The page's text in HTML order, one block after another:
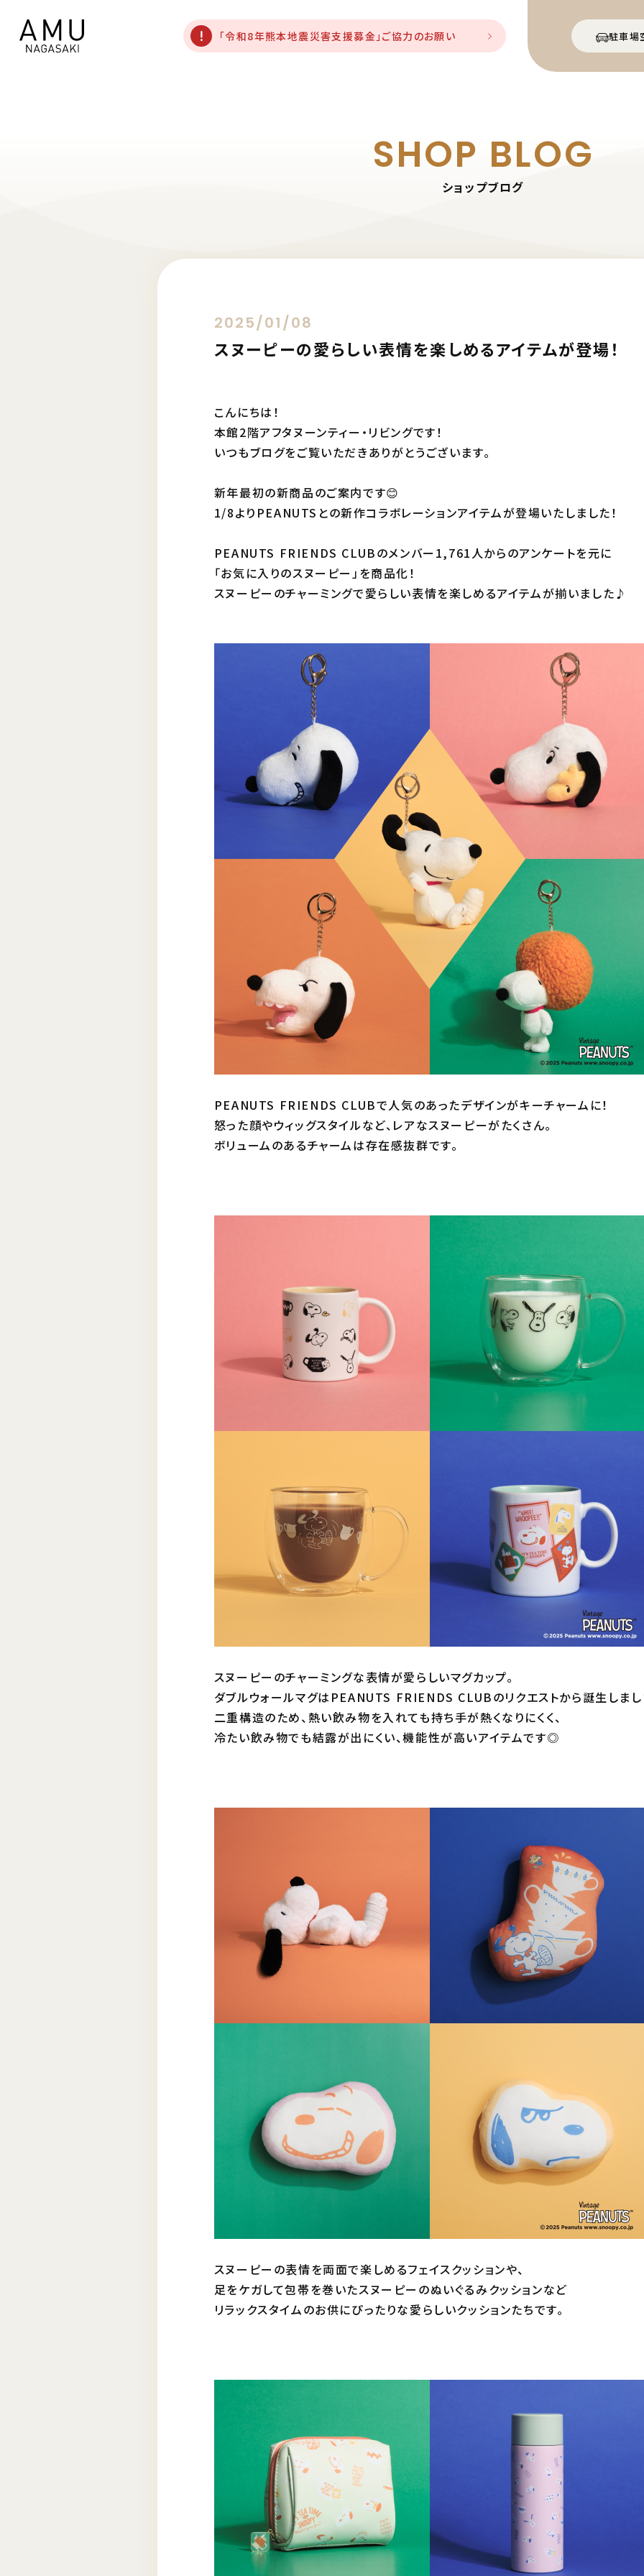
駐車場
「令和8年熊本地震災害支援募金」ご協力のお願い
SHOP BLOG
ショップブログ
2025/01/08
スヌーピーの愛らしい表情を楽しめるアイテムが登場！
こんにちは！
本館2階アフタヌーンティー・リビングです！
いつもブログをご覧いただきありがとうございます。
新年最初の新商品のご案内です😊
1/8よりPEANUTSとの新作コラボレーションアイテムが登場いたしました！
PEANUTS FRIENDS CLUBのメンバー1,761人からのアンケートを元に
「お気に入りのスヌーピー」を商品化！
スヌーピーのチャーミングで愛らしい表情を楽しめるアイテムが揃いました♪
PEANUTS FRIENDS CLUBで人気のあったデザインがキーチャームに！
怒った顔やウィッグスタイルなど、レアなスヌーピーがたくさん。
ボリュームのあるチャームは存在感抜群です。
スヌーピーのチャーミングな表情が愛らしいマグカップ。
ダブルウォールマグはPEANUTS FRIENDS CLUBのリクエストから誕生しまし
二重構造のため、熱い飲み物を入れても持ち手が熱くなりにくく、
冷たい飲み物でも結露が出にくい、機能性が高いアイテムです◎
スヌーピーの表情を両面で楽しめるフェイスクッションや、
足をケガして包帯を巻いたスヌーピーのぬいぐるみクッションなど
リラックスタイムのお供にぴったりな愛らしいクッションたちです。